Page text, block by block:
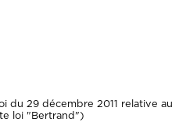
du 29 décembre 2011 relative au
loi "Bertrand")